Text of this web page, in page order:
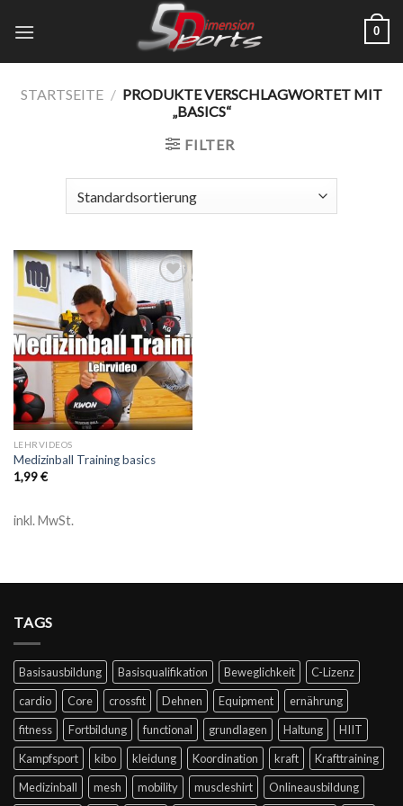
Inhalt
0
STARTSEITE / PRODUKTE VERSCHLAGWORTET MIT
„BASICS“
FILTER
Add to
wishlist
LEHRVIDEOS
Medizinball Training basics
1,99€
inkl. MwSt.
TAGS
Basisausbildung Basisqualifikation Beweglichkeit
C-Lizenz
cardio
Core crossfit Dehnen Equipment
ernährung
fitness
Fortbildung functional grundlagen Haltung
HIIT
Kampfsport
kibo kleidung Koordination kraft
Krafttraining
Medizinball
mesh mobility muscleshirt Onlineausbildung